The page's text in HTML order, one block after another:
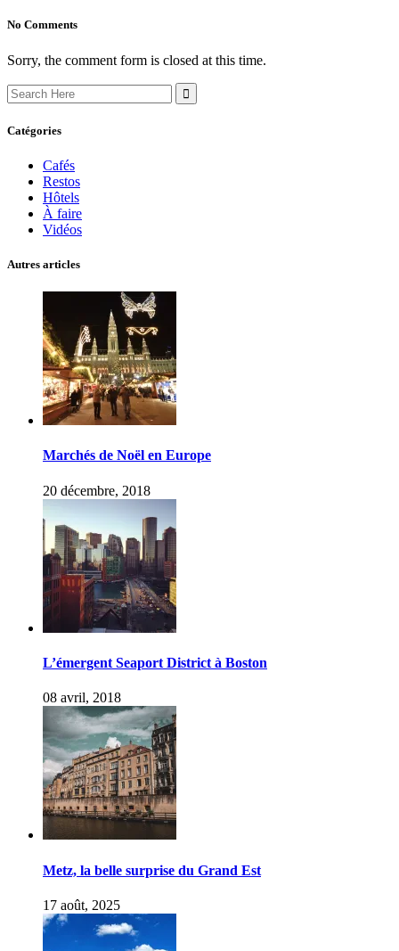
No Comments
Sorry, the comment form is closed at this time.
Search
for:
Catégories
Cafés
Restos
Hôtels
À faire
Vidéos
Autres articles
Marchés de Noël en Europe
20 décembre, 2018
L’émergent Seaport District à Boston
08 avril, 2018
Metz, la belle surprise du Grand Est
17 août, 2025